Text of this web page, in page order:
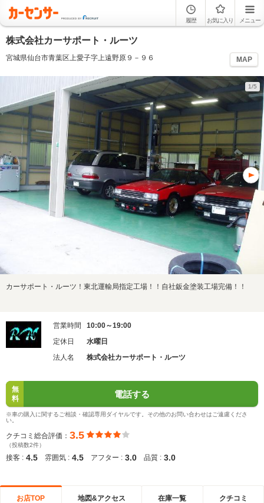
履歴 お気に入り メニュー
株式会社カーサポート・ルーツ
宮城県仙台市青葉区上愛子字上遠野原９－９６ MAP
1/5
カーサポート・ルーツ！東北運輸局指定工場！！自社鈑金塗装工場完備！！
営業時間
10:00～19:00
定休日
水曜日
法人名
株式会社カーサポート・ルーツ
無
料
電話する
※車の購入に関するご相談・確認専用ダイヤルです。その他のお問い合わせはご遠慮くださ
い。
クチコミ総合評価： 3.5
（投稿数2件）
接客 : 4.5 雰囲気 : 4.5 アフター : 3.0 品質 : 3.0
お店TOP 地図&アクセス 在庫一覧 クチコミ